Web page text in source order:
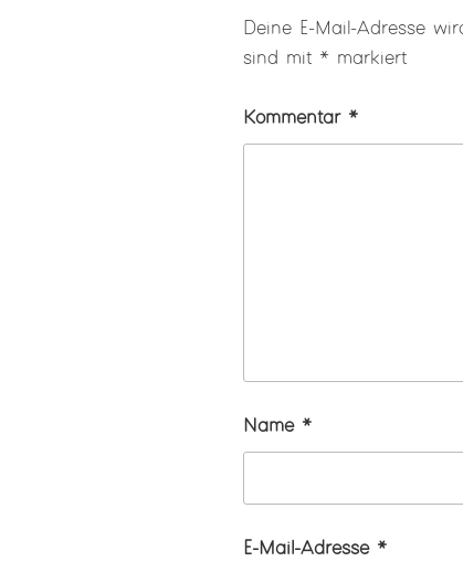
Deine E-Mail-Adresse
sind mit * markiert
Kommentar *
Name *
E-Mail-Adresse *